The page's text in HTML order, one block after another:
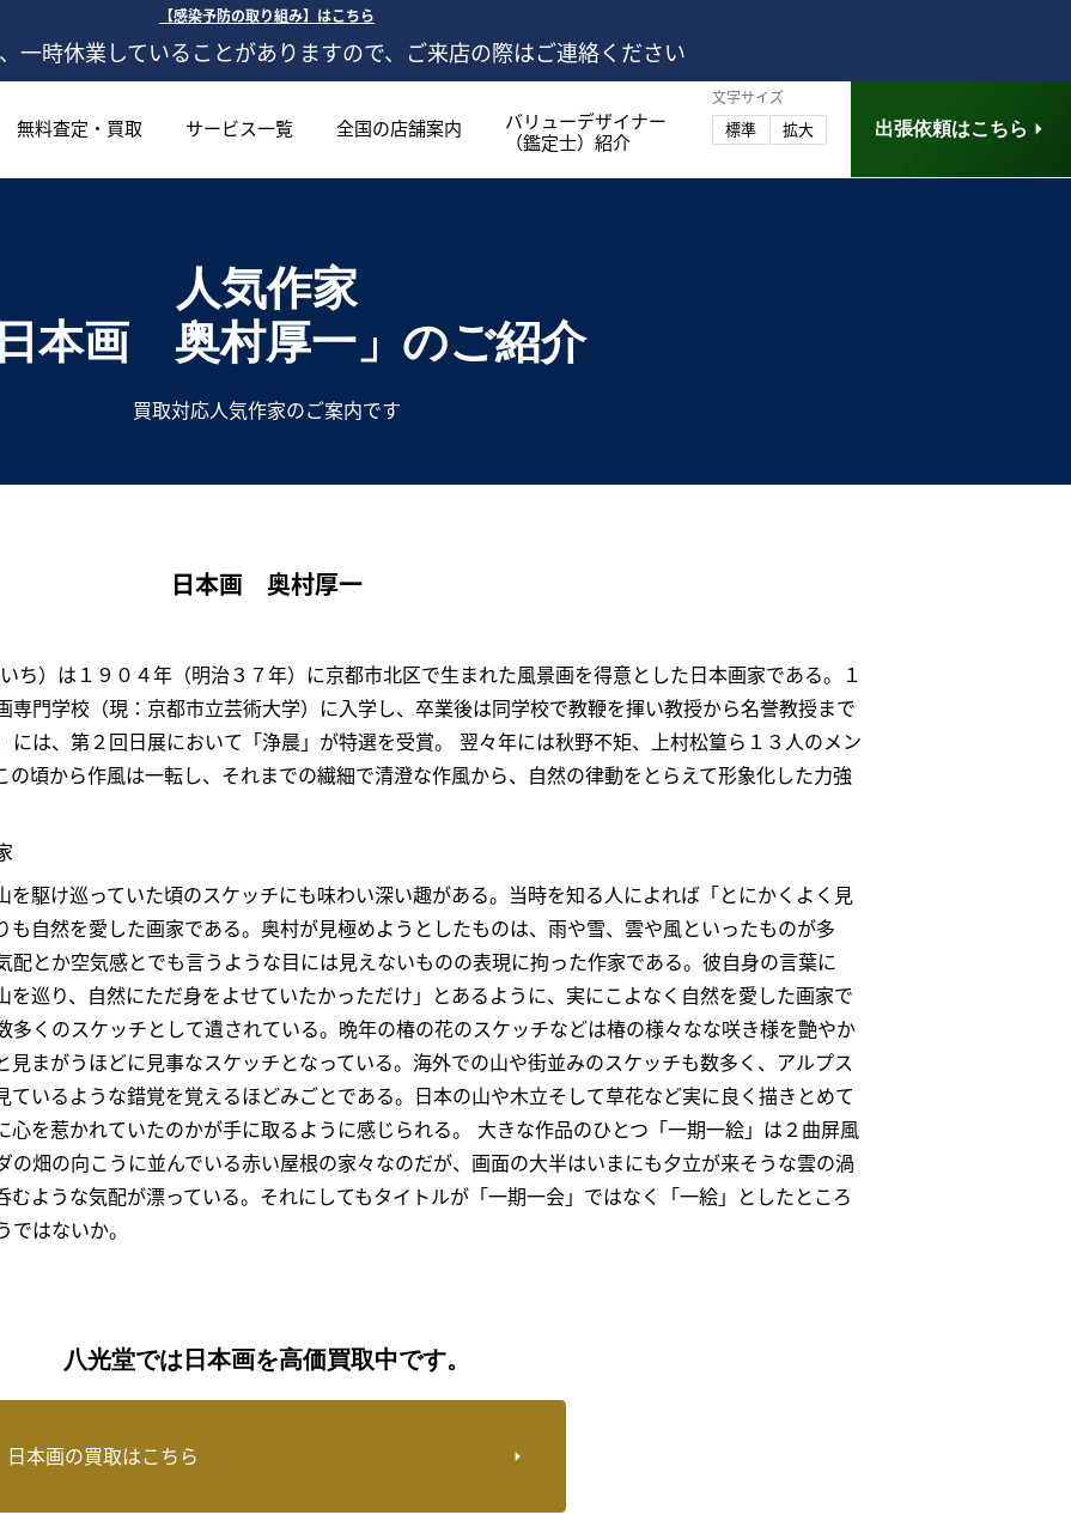
【感染予防の取り組み】はこちら
一時休業していることがありますので、ご来店の際はご連絡ください
無料査定・買取 サービス一覧 全国の店舗案内
バリューデザイナー
（鑑定士）紹介
文字サイズ
標準 拡大 出張依頼はこちら
人気作家
日本画 奥村厚一」 のご紹介
買取対応人気作家のご案内です
日本画 奥村厚一
ち）は１９０４年（明治３７年）に京都市北区で生まれた風景画を得意とした日本画家である。１
専門学校（現：京都市立芸術大学）に入学し、卒業後は同学校で教鞭を揮い教授から名誉教授まで
には、第２回日展において「浄晨」が特選を受賞。 翌々年には秋野不矩、上村松篁ら１３人のメン
頃から作風は一転し、それまでの繊細で清澄な作風から、自然の律動をとらえて形象化した力強
を駆け巡っていた頃のスケッチにも味わい深い趣がある。当時を知る人によれば「とにかくよく見
も自然を愛した画家である。奥村が見極めようとしたものは、雨や雪、雲や風といったものが多
配とか空気感とでも言うような目には見えないものの表現に拘った作家である。彼自身の言葉に
を巡り、自然にただ身をよせていたかっただけ」とあるように、実にこよなく自然を愛した画家で
多くのスケッチとして遺されている。晩年の椿の花のスケッチなどは椿の様々なな咲き様を艶やか
見まがうほどに見事なスケッチとなっている。海外での山や街並みのスケッチも数多く、アルプス
ているような錯覚を覚えるほどみごとである。日本の山や木立そして草花など実に良く描きとめて
心を惹かれていたのかが手に取るように感じられる。 大きな作品のひとつ「一期一絵」は２曲屏風
の畑の向こうに並んでいる赤い屋根の家々なのだが、画面の大半はいまにも夕立が来そうな雲の渦
ような気配が漂っている。それにしてもタイトルが「一期一会」ではなく「一絵」としたところ
はないか。
八光堂では日本画を高価買取中です。
日本画の買取はこちら